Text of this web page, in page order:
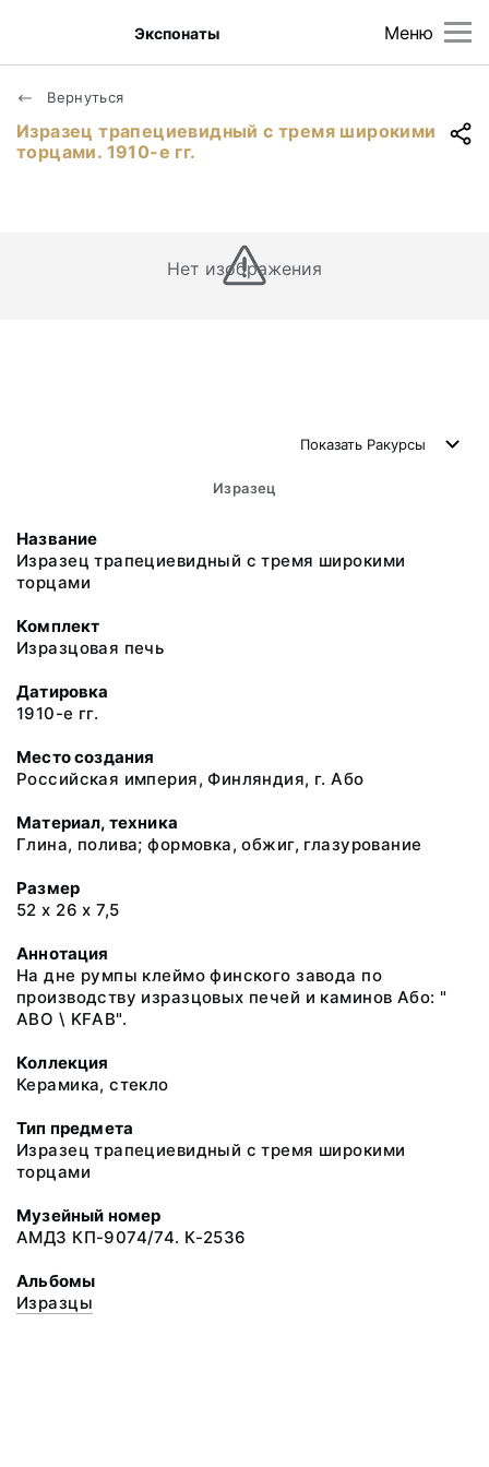
Меню
Экспонаты
Вернуться
Изразец трапециевидный с тремя широкими
торцами. 1910-е гг.
Нет изображения
Показать Ракурсы
Изразец
Название
Изразец трапециевидный с тремя широкими
торцами
Комплект
Изразцовая печь
Датировка
1910-е гг.
Место создания
Российская империя, Финляндия, г. Або
Материал, техника
Глина, полива; формовка, обжиг, глазурование
Размер
52 х 26 х 7,5
Аннотация
На дне румпы клеймо финского завода по
производству изразцовых печей и каминов Або: "
ABO \ KFАB".
Коллекция
Керамика, стекло
Тип предмета
Изразец трапециевидный с тремя широкими
торцами
Музейный номер
АМДЗ КП-9074/74. К-2536
Альбомы
Изразцы